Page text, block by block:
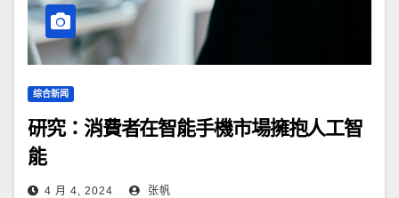
综合新闻
研究：消費者在智能手機市場擁抱人工智
能
4 月 4, 2024 张帆